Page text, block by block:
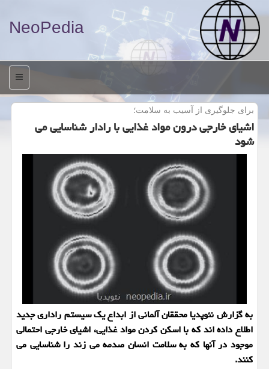
NeoPedia
منو
برای جلوگیری از آسیب به سلامت؛
اشیای خارجی درون مواد غذایی با رادار شناسایی می
شود
به گزارش نئوپدیا محققان آلمانی از ابداع یك سیستم راداری جدید
اطلاع داده اند كه با اسكن كردن مواد غذایی، اشیای خارجی احتمالی
موجود در آنها كه به سلامت انسان صدمه می زند را شناسایی می
كنند.